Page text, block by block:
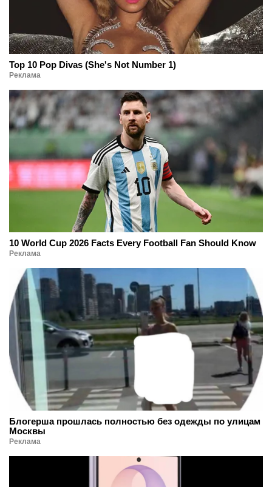
Top 10 Pop Divas (She's Not Number 1)
Реклама
10 World Cup 2026 Facts Every Football Fan Should Know
Реклама
Блогерша прошлась полностью без одежды по улицам
Москвы
Реклама